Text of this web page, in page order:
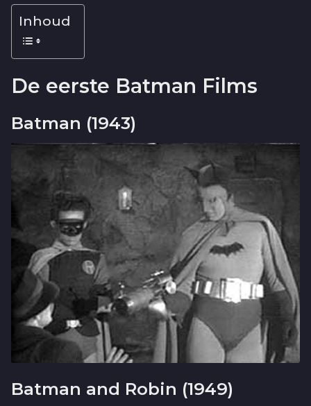
Inhoud
De eerste Batman Films
Batman (1943)
Batman and Robin (1949)